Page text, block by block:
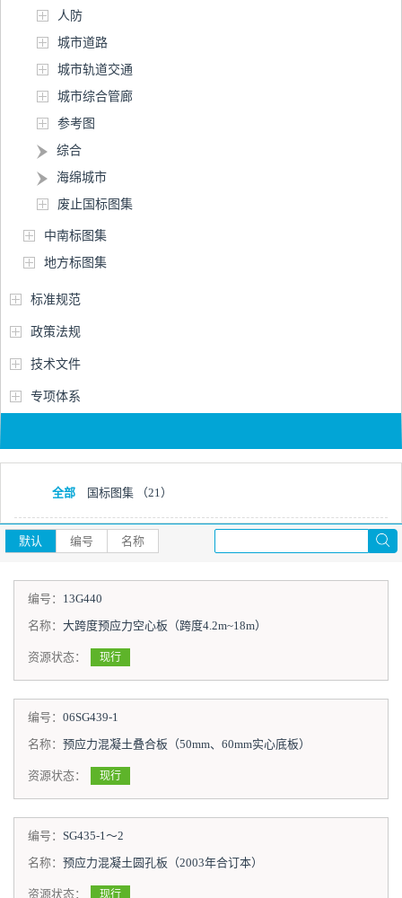
人防
城市道路
城市轨道交通
城市综合管廊
参考图
综合
海绵城市
废止国标图集
中南标图集
地方标图集
标准规范
政策法规
技术文件
专项体系
全部 国标图集 （21）
默认 编号 名称
编号： 13G440
名称： 大跨度预应力空心板（跨度4.2m~18m）
资源状态： 现行
编号： 06SG439-1
名称： 预应力混凝土叠合板（50mm、60mm实心底板）
资源状态： 现行
编号： SG435-1～2
名称： 预应力混凝土圆孔板（2003年合订本）
资源状态： 现行